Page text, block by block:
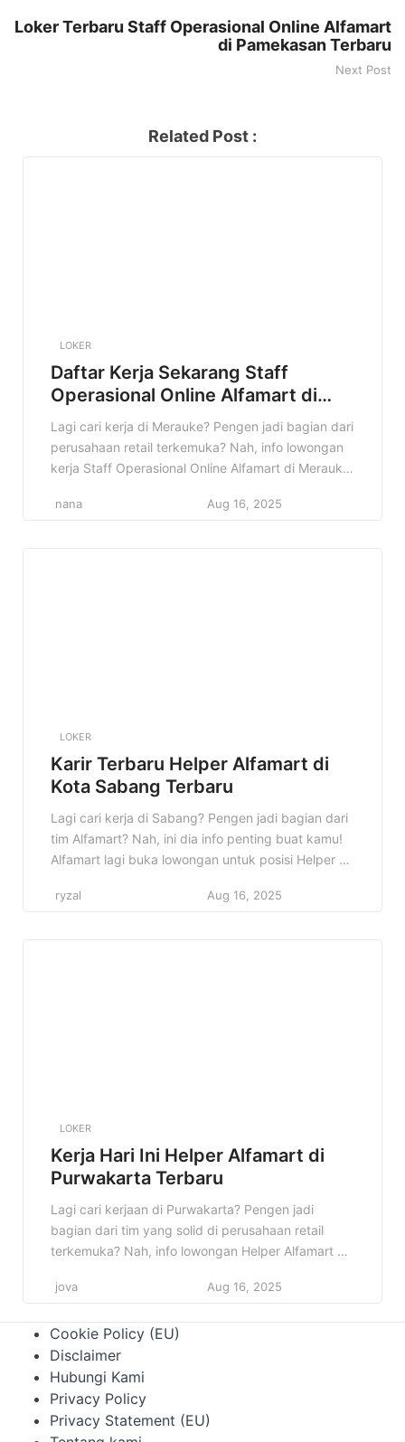
Loker Terbaru Staff Operasional Online Alfamart
di Pamekasan Terbaru
Next Post
Related Post :
LOKER
Daftar Kerja Sekarang Staff
Operasional Online Alfamart di
Merauke Terbaru
Lagi cari kerja di Merauke? Pengen jadi bagian dari
perusahaan retail terkemuka? Nah, info lowongan
kerja Staff Operasional Online Alfamart di Merauke
kupas tuntas semua detail tentang lowongan ini.
nana Aug 16, 2025
LOKER
Karir Terbaru Helper Alfamart di
Kota Sabang Terbaru
Lagi cari kerja di Sabang? Pengen jadi bagian dari
tim Alfamart? Nah, ini dia info penting buat kamu!
Alfamart lagi buka lowongan untuk posisi Helper di
nyari peluang kerja dan pengen berkembang di
ryzal Aug 16, 2025
LOKER
Kerja Hari Ini Helper Alfamart di
Purwakarta Terbaru
Lagi cari kerjaan di Purwakarta? Pengen jadi
bagian dari tim yang solid di perusahaan retail
terkemuka? Nah, info lowongan Helper Alfamart di
Cocok banget buat kamu yang fresh graduate
pergudangan. Kenapa info ini penting? Karena
Alfamart adalah perusahaan yang stabil […]
jova Aug 16, 2025
Cookie Policy (EU)
Disclaimer
Hubungi Kami
Privacy Policy
Privacy Statement (EU)